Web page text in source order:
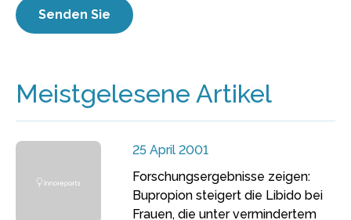
Meistgelesene Artikel
25 April 2001
Forschungsergebnisse zeigen:
Bupropion steigert die Libido bei
Frauen, die unter vermindertem